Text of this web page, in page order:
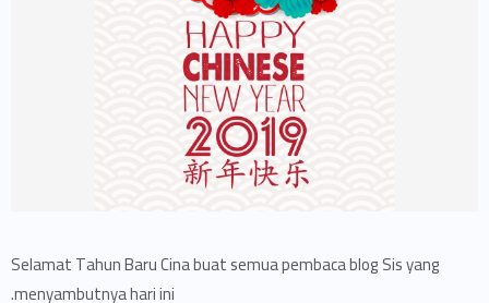
Selamat Tahun Baru Cina buat semua pembaca blog Sis yang
menyambutnya hari ini.